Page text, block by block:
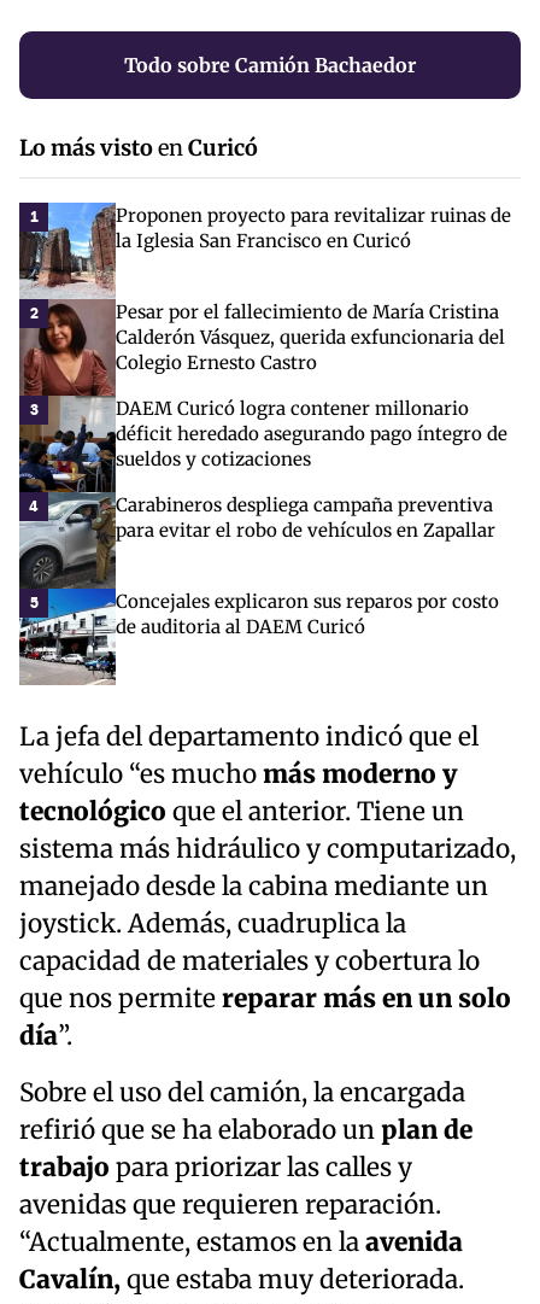
Todo sobre Camión Bachaedor
Lo más vistoenCuricó
1
Proponen proyecto para revitalizar ruinas de
la Iglesia San Francisco en Curicó
2
Pesar por el fallecimiento de María Cristina
Calderón Vásquez, querida exfuncionaria del
Colegio Ernesto Castro
3
DAEM Curicó logra contener millonario
déficit heredado asegurando pago íntegro de
sueldos y cotizaciones
4
Carabineros despliega campaña preventiva
para evitar el robo de vehículos en Zapallar
5
Concejales explicaron sus reparos por costo
de auditoria al DAEM Curicó
La jefa del departamento indicó que el
vehículo “es muchomás moderno y
tecnológico que el anterior. Tiene un
sistema más hidráulico y computarizado,
manejado desde la cabina mediante un
joystick. Además, cuadruplica la
capacidad de materiales y cobertura lo
que nos permitereparar más en un solo
día”.
Sobre el uso del camión, la encargada
refirió que se ha elaborado unplan de
trabajo para priorizar las calles y
avenidas que requieren reparación.
“Actualmente, estamos en laavenida
Cavalín,que estaba muy deteriorada.